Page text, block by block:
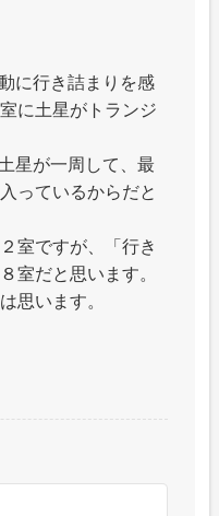
に行き詰まりを感
に土星がトランジ
星が一周して、最
っているからだと
室ですが、「行き
室だと思います。
思います。